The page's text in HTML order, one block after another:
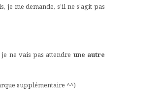
me demande, s’il ne s’agit pas
ne vais pas attendre une autre
supplémentaire ^^)